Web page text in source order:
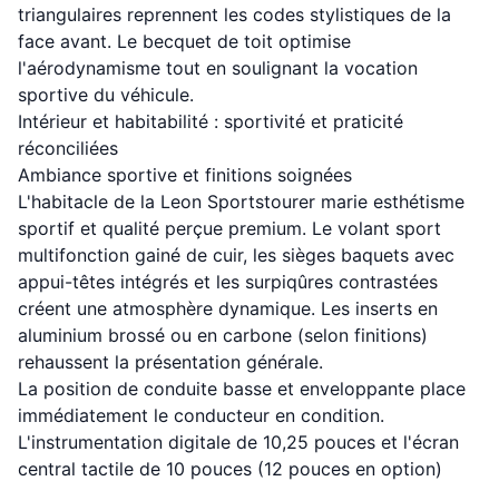
triangulaires reprennent les codes stylistiques de la
face avant. Le becquet de toit optimise
l'aérodynamisme tout en soulignant la vocation
sportive du véhicule.
Intérieur et habitabilité : sportivité et praticité
réconciliées
Ambiance sportive et finitions soignées
L'habitacle de la Leon Sportstourer marie esthétisme
sportif et qualité perçue premium. Le volant sport
multifonction gainé de cuir, les sièges baquets avec
appui-têtes intégrés et les surpiqûres contrastées
créent une atmosphère dynamique. Les inserts en
aluminium brossé ou en carbone (selon finitions)
rehaussent la présentation générale.
La position de conduite basse et enveloppante place
immédiatement le conducteur en condition.
L'instrumentation digitale de 10,25 pouces et l'écran
central tactile de 10 pouces (12 pouces en option)